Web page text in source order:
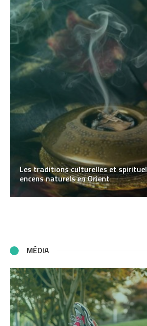
Les traditions culturelles et
encens naturels en Orient
MÉDIA